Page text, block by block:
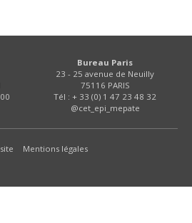
DE FRANCE
Bureau Paris
23 - 25 avenue de Neuilly
75116 PARIS
Tél : + 33 (0) 1 47 23 48 32
@cet_epi_mepate
Mentions légales